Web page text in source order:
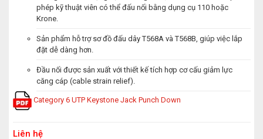
phép kỹ thuật viên có thể đấu nối bằng dụng cụ 110 hoặc
Krone.
Sản phẩm hỗ trợ sơ đồ đấu dây T568A và T568B, giúp việc lắp
đặt dễ dàng hơn.
Đầu nối được sản xuất với thiết kế tích hợp cơ cấu giảm lực
căng cáp (cable strain relief).
Category 6 UTP Keystone Jack Punch Down
Liên hệ